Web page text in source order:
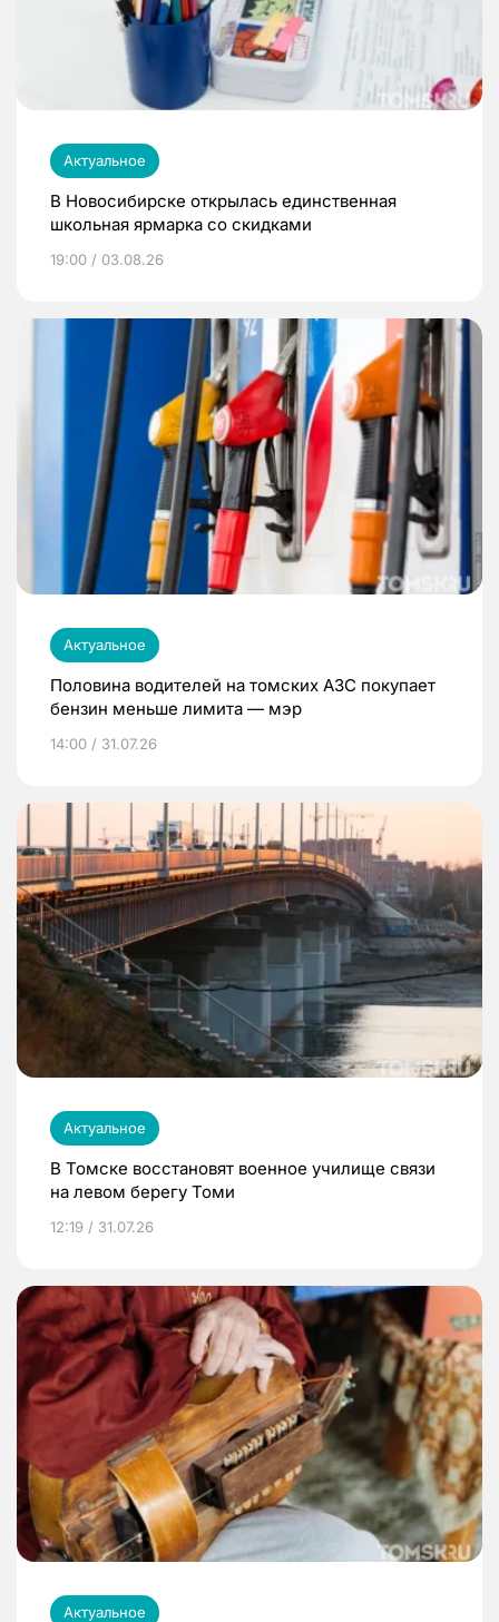
Актуальное
В Новосибирске открылась единственная
школьная ярмарка со скидками
19:00 / 03.08.26
Актуальное
Половина водителей на томских АЗС покупает
бензин меньше лимита — мэр
14:00 / 31.07.26
Актуальное
В Томске восстановят военное училище связи
на левом берегу Томи
12:19 / 31.07.26
Актуальное